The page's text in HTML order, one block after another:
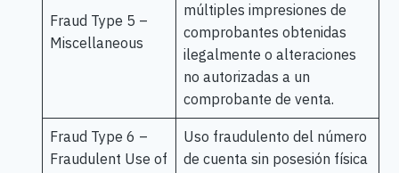
Fraud Type 5 –
Miscellaneous
múltiples impresiones de
comprobantes obtenidas
ilegalmente o alteraciones
no autorizadas a un
comprobante de venta.
Fraud Type 6 –
Fraudulent Use of
Uso fraudulento del número
de cuenta sin posesión física